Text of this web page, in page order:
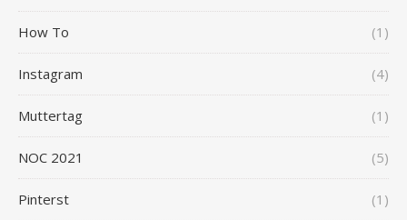
How To (1)
Instagram (4)
Muttertag (1)
NOC 2021 (5)
Pinterst (1)